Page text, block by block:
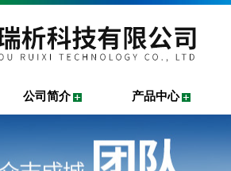
公司简介 产品中心